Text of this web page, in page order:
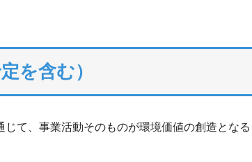
を含む）
て、事業活動そのものが環境価値の創造となる